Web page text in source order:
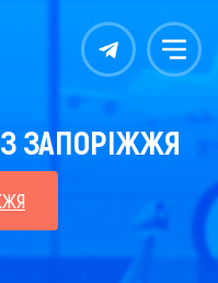
Контакты Меню
ЗАПОРІЖЖЯ